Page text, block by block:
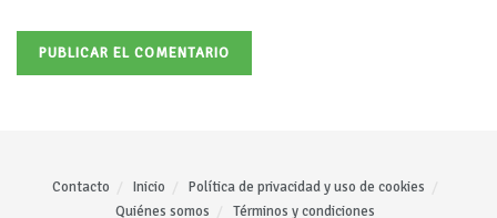
Contacto Inicio
Política de privacidad y uso de cookies
Quiénes somos
Términos y condiciones